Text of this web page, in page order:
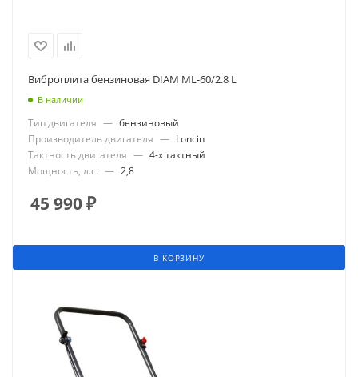
Виброплита бензиновая DIAM ML-60/2.8 L
В наличии
Тип двигателя — бензиновый
Производитель двигателя — Loncin
Тактность двигателя — 4-х тактный
Мощность, л.с. — 2,8
45 990₽
В КОРЗИНУ